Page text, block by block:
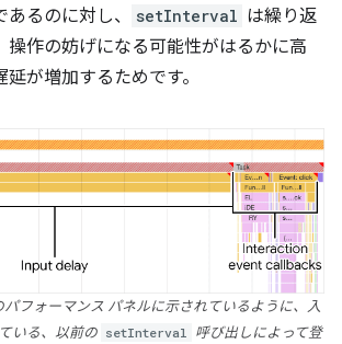
るのに対し、
setInterval は繰り返
操作の妨げになる可能性がはるかに高
が増加するためです。
フォーマンス パネルに示されているように、入
いる、以前の setInterval 呼び出しによって登